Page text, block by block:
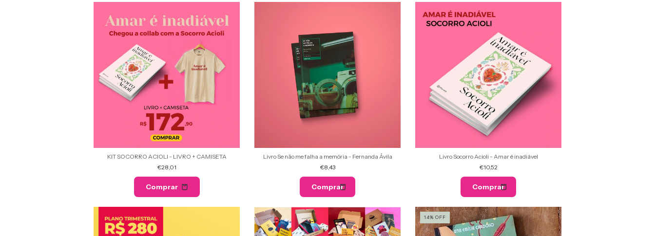
KIT SOCORRO ACIOLI - LIVRO + CAMISETA
€28,01
Comprar
Livro Se não me falha a memória - Fernanda Ávila
€8,43
Livro Socorro Acioli - Amar é inadiável
€10,52
14% OFF